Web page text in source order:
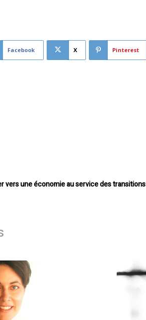
Facebook X Pinterest
vers une économie au service des transitions